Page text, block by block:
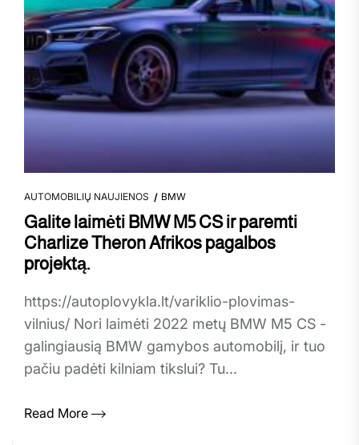
AUTOMOBILIŲ NAUJIENOS BMW
Galite laimėti BMW M5 CS ir paremti
Charlize Theron Afrikos pagalbos
projektą.
https://autoplovykla.lt/variklio-plovimas-
vilnius/ Nori laimėti 2022 metų BMW M5 CS -
galingiausią BMW gamybos automobilį, ir tuo
pačiu padėti kilniam tikslui? Tu...
Read More